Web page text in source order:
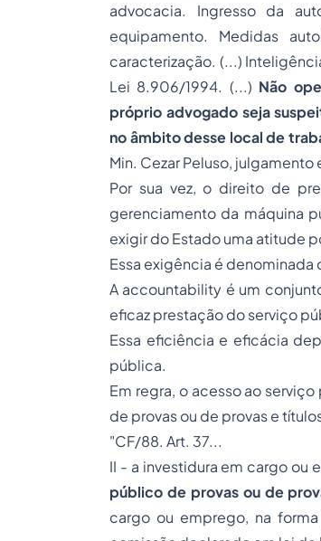
advocacia. Ingresso da
equipamento. Medidas
caracterização. (...)
Lei 8.906/1994. (...) Não
próprio advogado seja
no âmbito desse local de
Min. Cezar Peluso,
Por sua vez, o direito de
gerenciamento da máquina
exigir do Estado uma atitude
Essa exigência é
A accountability é um
eficaz prestação do serviço
Essa eficiência e eficácia
pública.
Em regra, o acesso ao
de provas ou de provas e
"CF/88. Art. 37...
II - a investidura em cargo ou
público de provas ou de
cargo ou emprego, na